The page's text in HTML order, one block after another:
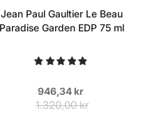
Jean Paul Gaultier Le Beau
Paradise Garden EDP 75 ml
946,34 kr
1.320,00 kr